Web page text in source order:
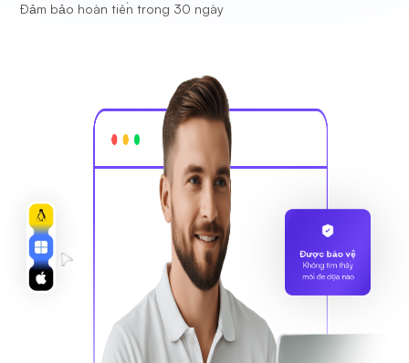
Đảm bảo hoàn tiền trong 30 ngày
Được bảo vệ
Không tìm thấy
mối đe dọa nào